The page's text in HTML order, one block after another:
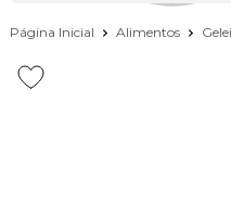
Página Inicial Alimentos